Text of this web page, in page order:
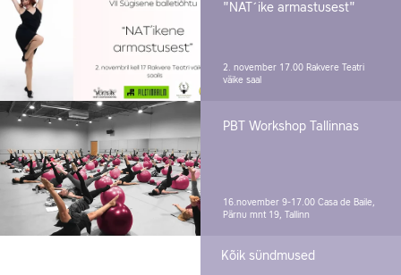
"NAT´ike armastusest"
2. november 17.00 Rakvere Teatri
väike saal
PBT Workshop Tallinnas
16.november 9-17.00 Casa de Baile,
Pärnu mnt 19, Tallinn
Kõik sündmused